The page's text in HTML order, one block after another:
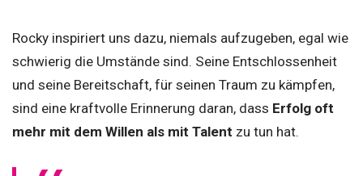
Rocky inspiriert uns dazu, niemals aufzugeben, egal wie
schwierig die Umstände sind. Seine Entschlossenheit
und seine Bereitschaft, für seinen Traum zu kämpfen,
sind eine kraftvolle Erinnerung daran, dass Erfolg oft
mehr mit dem Willen als mit Talent zu tun hat.